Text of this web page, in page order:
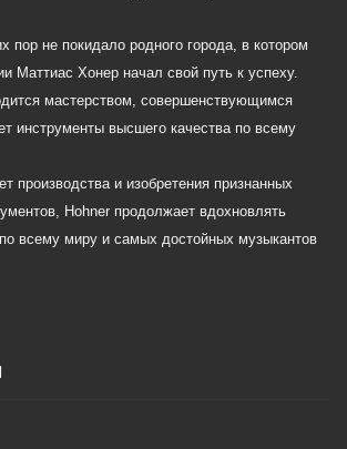
пор не покидало родного города, в котором
Маттиас Хонер начал свой путь к успеху.
мастерством, совершенствующимся
инструменты высшего качества по всему
производства и изобретения признанных
Hohner продолжает вдохновлять
всему миру и самых достойных музыкантов